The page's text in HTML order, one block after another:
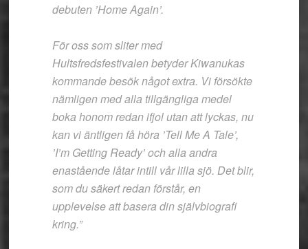
debuten ’Home Again’.
För oss som sliter med
Hultsfredsfestivalen betyder Kiwanukas
kommande besök något extra. Vi försökte
nämligen med alla tillgängliga medel
boka honom redan ifjol utan att lyckas, nu
kan vi äntligen få höra ’Tell Me A Tale’,
’I’m Getting Ready’ och alla andra
enastående låtar intill vår lilla sjö. Det blir,
som du säkert redan förstår, en
upplevelse att basera din självbiografi
kring.”